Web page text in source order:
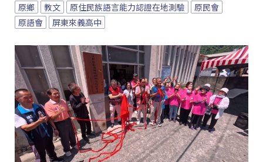
原鄉 教文 原住民族語言能力認證在地測驗
原民會
原語會
屏東來義高中